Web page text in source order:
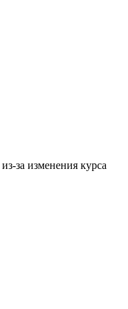
за изменения курса